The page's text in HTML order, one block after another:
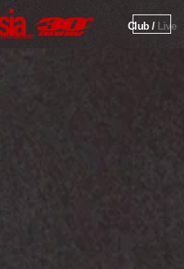
Club / Live